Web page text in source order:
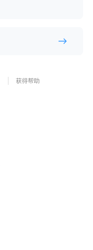
获得帮助